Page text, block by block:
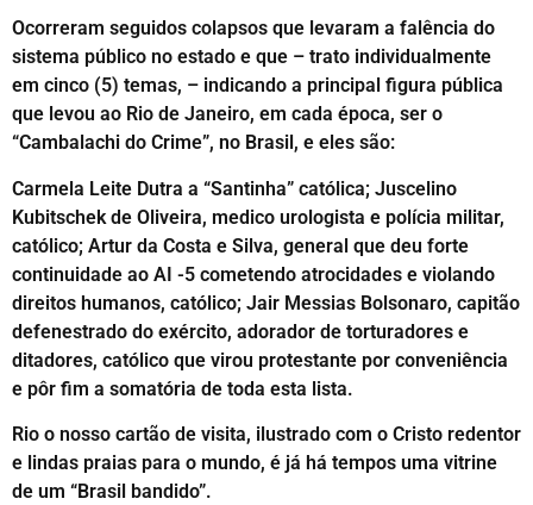
Ocorreram seguidos colapsos que levaram a falência do
sistema público no estado e que – trato individualmente
em cinco (5) temas, – indicando a principal figura pública
que levou ao Rio de Janeiro, em cada época, ser o
“Cambalachi do Crime”, no Brasil, e eles são:
Carmela Leite Dutra a “Santinha” católica; Juscelino
Kubitschek de Oliveira, medico urologista e polícia militar,
católico; Artur da Costa e Silva, general que deu forte
continuidade ao AI -5 cometendo atrocidades e violando
direitos humanos, católico; Jair Messias Bolsonaro, capitão
defenestrado do exército, adorador de torturadores e
ditadores, católico que virou protestante por conveniência
e pôr fim a somatória de toda esta lista.
Rio o nosso cartão de visita, ilustrado com o Cristo redentor
e lindas praias para o mundo, é já há tempos uma vitrine
de um “Brasil bandido”.